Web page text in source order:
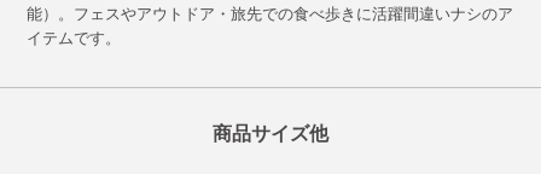
能）。フェスやアウトドア・旅先での食べ歩きに活躍間違いナシのア
イテムです。
商品サイズ他